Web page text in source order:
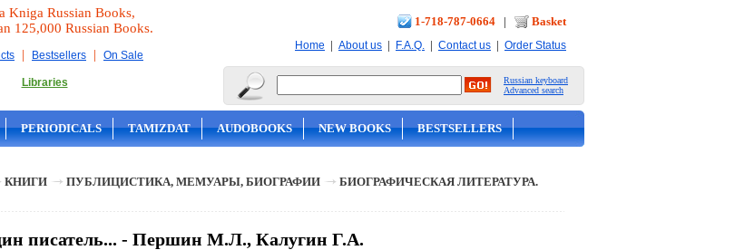
Kniga Russian Books,
125,000 Russian Books.
| Bestsellers | On Sale
Libraries
1-718-787-0664 | Basket
Home | About us | F.A.Q. | Contact us | Order Status
Russian keyboard
Advanced search
PERIODICALS TAMIZDAT AUDOBOOKS NEW BOOKS BESTSELLERS
КНИГИ ПУБЛИЦИСТИКА, МЕМУАРЫ, БИОГРАФИИ
БИОГРАФИЧЕСКАЯ ЛИТЕРАТУРА.
писатель... - Першин М.Л., Калугин Г.А.